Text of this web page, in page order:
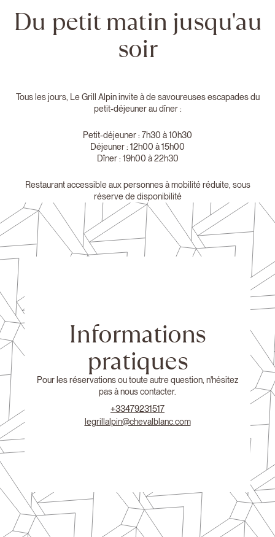
Du petit matin jusqu'au
soir
Tous les jours, Le Grill Alpin invite à de savoureuses escapades du
petit-déjeuner au dîner :
Petit-déjeuner : 7h30 à 10h30
Déjeuner : 12h00 à 15h00
Dîner : 19h00 à 22h30
Restaurant accessible aux personnes à mobilité réduite, sous
réserve de disponibilité
Informations
pratiques
Pour les réservations ou toute autre question, n'hésitez
pas à nous contacter.
+33479231517
legrillalpin@chevalblanc.com